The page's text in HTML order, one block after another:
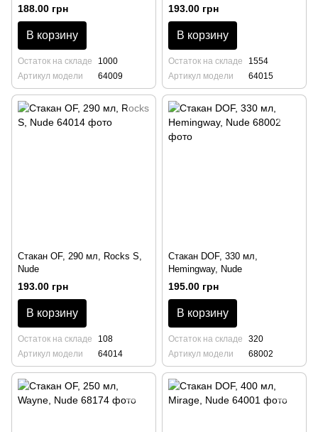
188.00 грн
В корзину
Остаток на складе
1000
Артикул модели
64009
193.00 грн
В корзину
Остаток на складе
1554
Артикул модели
64015
Стакан OF, 290 мл, Rocks S,
Nude
193.00 грн
В корзину
Остаток на складе
108
Артикул модели
64014
Стакан DOF, 330 мл,
Hemingway, Nude
195.00 грн
В корзину
Остаток на складе
320
Артикул модели
68002